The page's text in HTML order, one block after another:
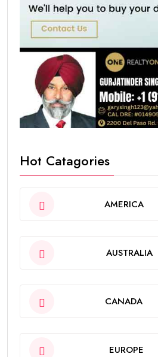
Hot Catagories
AMERICA
AUSTRALIA
CANADA
EUROPE